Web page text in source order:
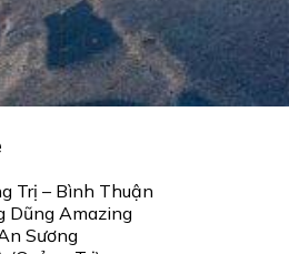
Trị – Bình Thuận
Dũng Amazing
Sương